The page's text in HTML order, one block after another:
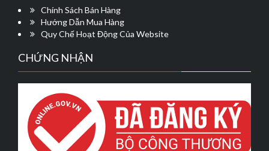
Chính Sách Bán Hàng
Hướng Dẫn Mua Hàng
Quy Chế Hoạt Động Của Website
CHỨNG NHẬN